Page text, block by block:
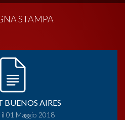
STAMPA
BUENOS AIRES
il 01 Maggio 2018